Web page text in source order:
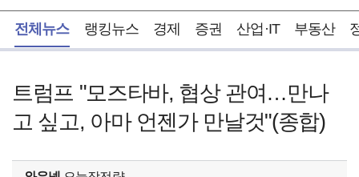
전체뉴스 랭킹뉴스 경제 증권 산업·IT 부동산
트럼프 "모즈타바, 협상 관여…만나
고 싶고, 아마 언젠가 만날것"(종합)